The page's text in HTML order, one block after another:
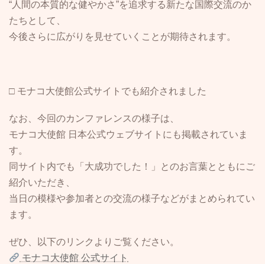
“人間の本質的な健やかさ”を追求する新たな国際交流のか
たちとして、
今後さらに広がりを見せていくことが期待されます。
□ モナコ大使館公式サイトでも紹介されました
なお、今回のカンファレンスの様子は、
モナコ大使館 日本公式ウェブサイトにも掲載されていま
す。
同サイト内でも「大成功でした！」とのお言葉とともにご
紹介いただき、
当日の模様や参加者との交流の様子などがまとめられてい
ます。
ぜひ、以下のリンクよりご覧ください。
モナコ大使館 公式サイト